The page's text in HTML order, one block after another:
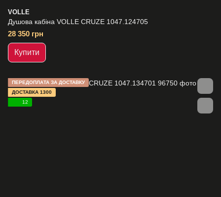
VOLLE
Душова кабіна VOLLE CRUZE 1047.124705
28 350 грн
Купити
ПЕРЕДОПЛАТА ЗА ДОСТАВКУ
ДОСТАВКА 1300
12